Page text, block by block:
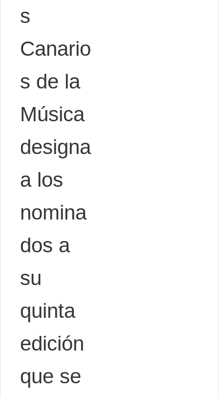
s
Canario
s de la
Música
designa
a los
nomina
dos a
su
quinta
edición
que se